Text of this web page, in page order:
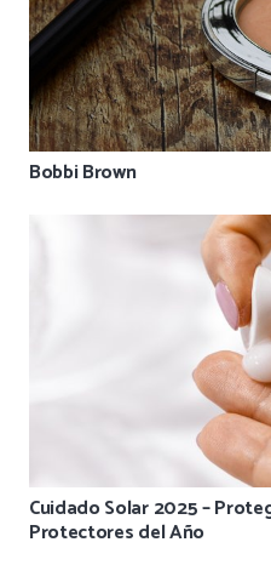
Bobbi Brown
Cuidado Solar 2025 –
Protectores del Año